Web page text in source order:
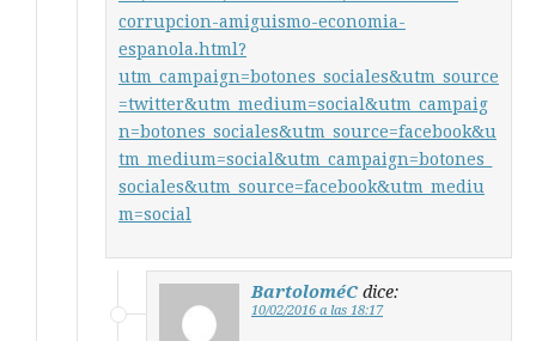
corrupcion-amiguismo-economia-
espanola.html?
utm_campaign=botones_sociales&utm_source
=twitter&utm_medium=social&utm_campaig
n=botones_sociales&utm_source=facebook&u
tm_medium=social&utm_campaign=botones_
sociales&utm_source=facebook&utm_mediu
m=social
BartoloméC dice:
10/02/2016 a las 18:17